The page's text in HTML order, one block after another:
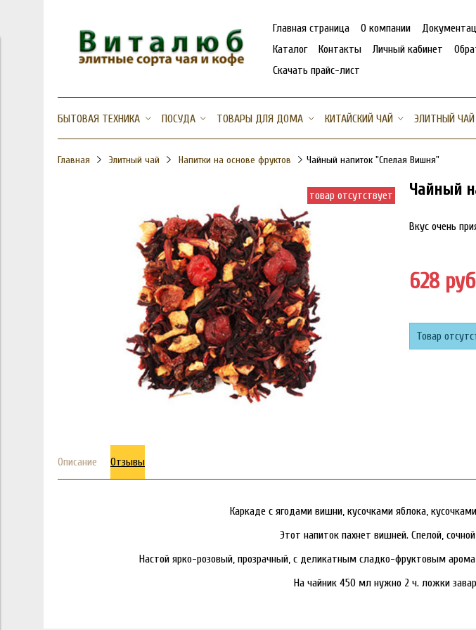
Главная страница О компании
Каталог
Контакты Личный кабинет
Скачать прайс-лист
БЫТОВАЯ ТЕХНИКА ПОСУДА ТОВАРЫ ДЛЯ ДОМА КИТАЙСКИЙ ЧАЙ ЭЛИТНЫЙ ЧАЙ
Главная Элитный чай Напитки на основе фруктов Чайный напиток "Спелая Вишня"
товар отсутствует Чайный
Вкус очень
628 руб
Товар
Описание Отзывы
Каркаде с ягодами вишни, кусочками яблока,
Этот напиток пахнет вишней. Спелой,
Настой ярко-розовый, прозрачный, с деликатным сладко-фруктовым
На чайник 450 мл нужно 2 ч. ложки